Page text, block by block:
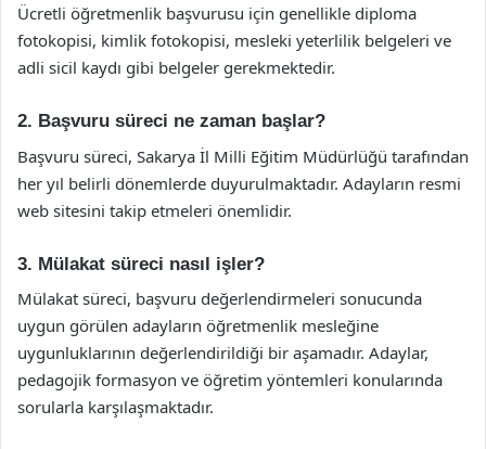
Ücretli öğretmenlik başvurusu için genellikle diploma
fotokopisi, kimlik fotokopisi, mesleki yeterlilik belgeleri ve
adli sicil kaydı gibi belgeler gerekmektedir.
2. Başvuru süreci ne zaman başlar?
Başvuru süreci, Sakarya İl Milli Eğitim Müdürlüğü tarafından
her yıl belirli dönemlerde duyurulmaktadır. Adayların resmi
web sitesini takip etmeleri önemlidir.
3. Mülakat süreci nasıl işler?
Mülakat süreci, başvuru değerlendirmeleri sonucunda
uygun görülen adayların öğretmenlik mesleğine
uygunluklarının değerlendirildiği bir aşamadır. Adaylar,
pedagojik formasyon ve öğretim yöntemleri konularında
sorularla karşılaşmaktadır.